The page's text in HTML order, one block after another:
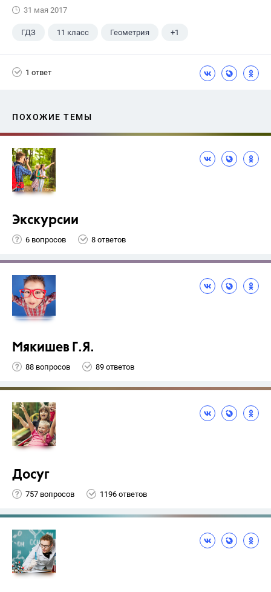
31 мая 2017
ГДЗ 11 класс Геометрия +1
1 ответ
ПОХОЖИЕ ТЕМЫ
Экскурсии
6 вопросов 8 ответов
Мякишев Г.Я.
88 вопросов 89 ответов
Досуг
757 вопросов 1196 ответов